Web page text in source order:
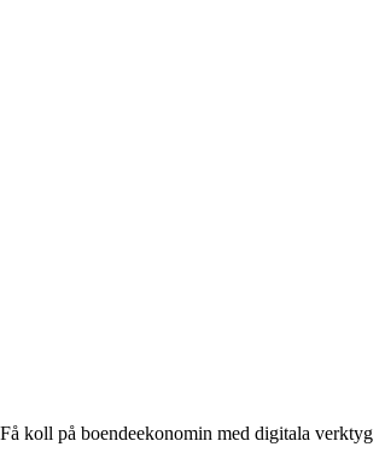
Få koll på boendeekonomin med digitala verktyg